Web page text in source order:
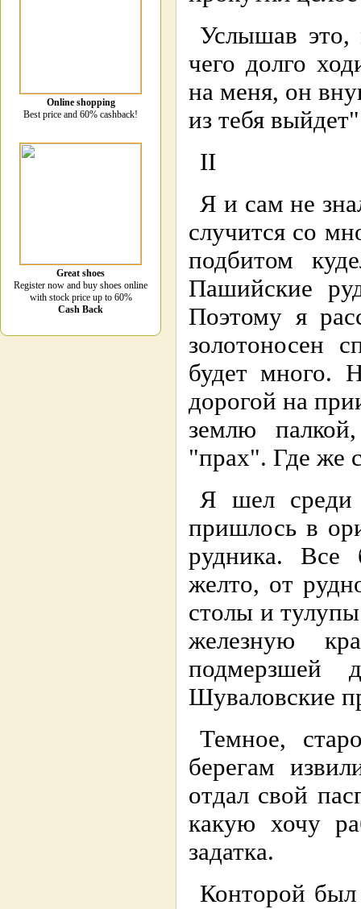
Услышав это,
чего долго
на меня, он
из тебя
II
Я и сам не
случится со
подбитом
Пашийские
Поэтому я
золотоносен
будет много.
дорогой на
землю
"прах". Где же
Я шел среди
пришлось в
рудника. Все
желто, от
столы и
железную
подмерзшей
Шуваловские
Темное,
берегам
отдал свой
какую хочу
задатка.
Конторой
Online shopping
Best price and 60% cashback!
Great shoes
Register now and buy shoes online
with stock price up to 60%
Cash Back